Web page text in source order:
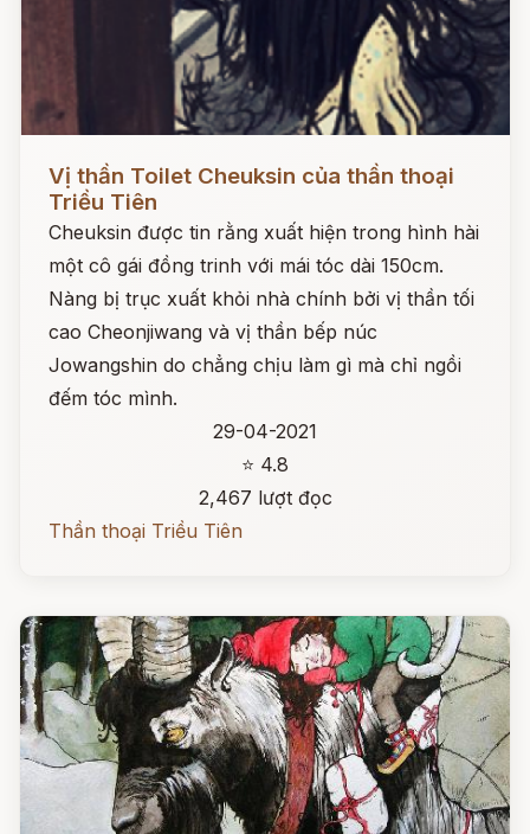
Đọc ngay
Vị thần Toilet Cheuksin của thần thoại
Triều Tiên
Cheuksin được tin rằng xuất hiện trong hình hài
một cô gái đồng trinh với mái tóc dài 150cm.
Nàng bị trục xuất khỏi nhà chính bởi vị thần tối
cao Cheonjiwang và vị thần bếp núc
Jowangshin do chẳng chịu làm gì mà chỉ ngồi
đếm tóc mình.
29-04-2021
⭐ 4.8
2,467 lượt đọc
Thần thoại Triều Tiên